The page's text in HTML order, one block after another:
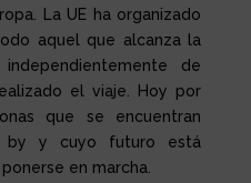
La UE ha organizado
aquel que alcanza la
de
el viaje. Hoy por
que se encuentran
by y cuyo futuro está
en marcha.